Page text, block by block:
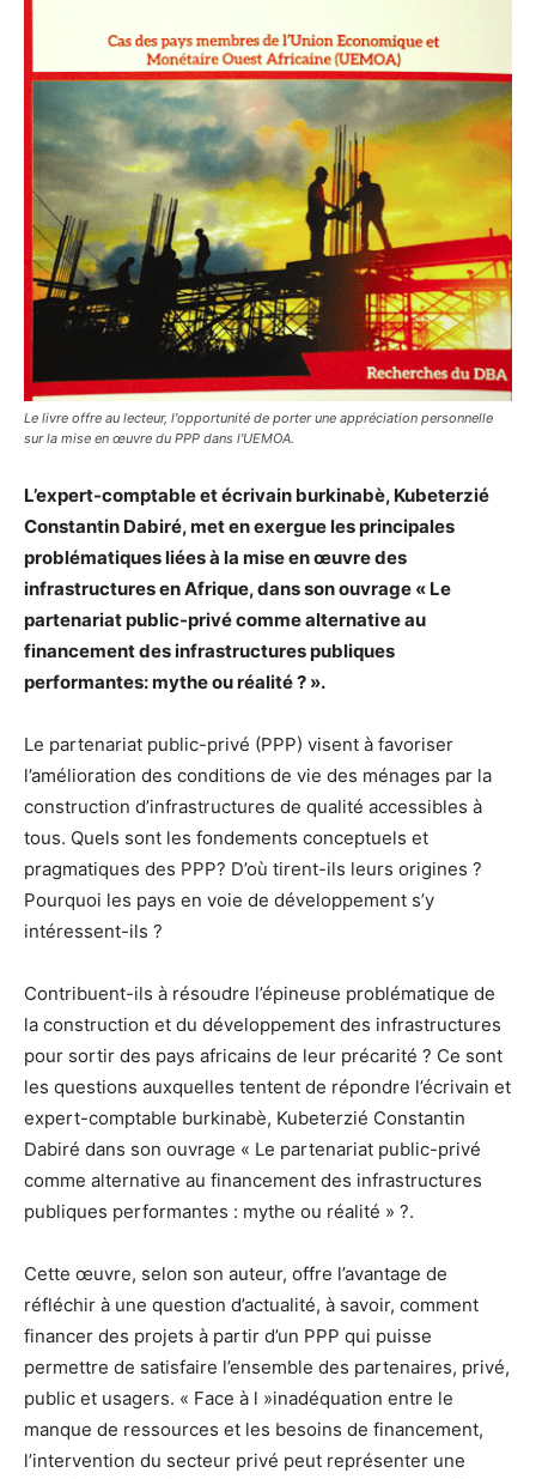
Le livre offre au lecteur, l'opportunité de porter une appréciation personnelle
sur la mise en œuvre du PPP dans l'UEMOA.
L’expert-comptable et écrivain burkinabè, Kubeterzié
Constantin Dabiré, met en exergue les principales
problématiques liées à la mise en œuvre des
infrastructures en Afrique, dans son ouvrage « Le
partenariat public-privé comme alternative au
financement des infrastructures publiques
performantes: mythe ou réalité ? ».
Le partenariat public-privé (PPP) visent à favoriser
l’amélioration des conditions de vie des ménages par la
construction d’infrastructures de qualité accessibles à
tous. Quels sont les fondements conceptuels et
pragmatiques des PPP? D’où tirent-ils leurs origines ?
Pourquoi les pays en voie de développement s’y
intéressent-ils ?
Contribuent-ils à résoudre l’épineuse problématique de
la construction et du développement des infrastructures
pour sortir des pays africains de leur précarité ? Ce sont
les questions auxquelles tentent de répondre l’écrivain et
expert-comptable burkinabè, Kubeterzié Constantin
Dabiré dans son ouvrage « Le partenariat public-privé
comme alternative au financement des infrastructures
publiques performantes : mythe ou réalité » ?.
Cette œuvre, selon son auteur, offre l’avantage de
réfléchir à une question d’actualité, à savoir, comment
financer des projets à partir d’un PPP qui puisse
permettre de satisfaire l’ensemble des partenaires, privé,
public et usagers. « Face à l »inadéquation entre le
manque de ressources et les besoins de financement,
l’intervention du secteur privé peut représenter une